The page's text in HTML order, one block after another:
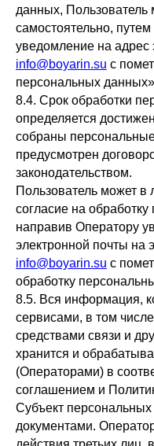
данных, Пользователь
самостоятельно,
уведомление на адрес
info@boyarin.su с
персональных
8.4. Срок обработки
определяется
собраны
предусмотрен
законодательством.
Пользователь может в
согласие на
направив Оператору
электронной почты на
info@boyarin.su с
обработку
8.5. Вся информация,
сервисами, в том
средствами связи и
хранится и
(Операторами) в
соглашением и
Субъект
документами.